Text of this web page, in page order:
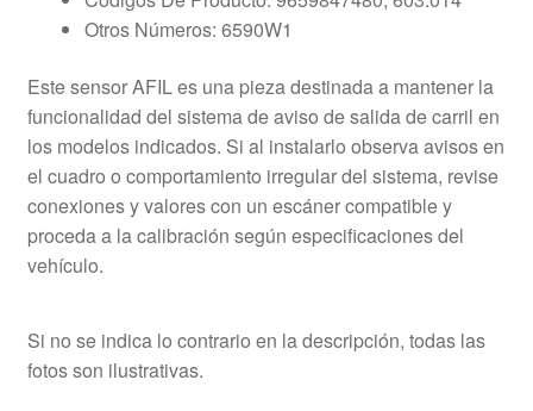
Otros Números: 6590W1
Este sensor AFIL es una pieza destinada a mantener la
funcionalidad del sistema de aviso de salida de carril en
los modelos indicados. Si al instalarlo observa avisos en
el cuadro o comportamiento irregular del sistema, revise
conexiones y valores con un escáner compatible y
proceda a la calibración según especificaciones del
vehículo.
Si no se indica lo contrario en la descripción, todas las
fotos son ilustrativas.